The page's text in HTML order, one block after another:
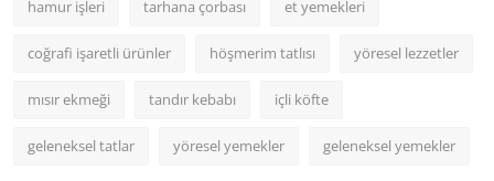
hamur işleri tarhana çorbası et yemekleri
coğrafi işaretli ürünler höşmerim tatlısı yöresel lezzetler
mısır ekmeği tandır kebabı içli köfte
geleneksel tatlar yöresel yemekler geleneksel yemekler